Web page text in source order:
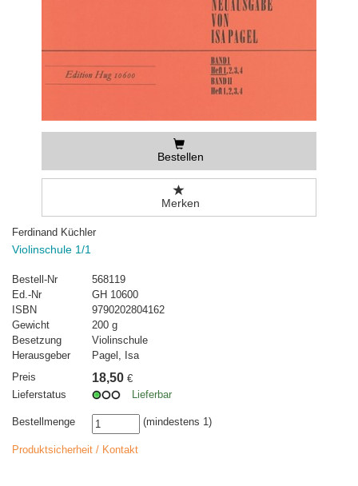
Bestellen
Merken
Ferdinand Küchler
Violinschule 1/1
Bestell-Nr
568119
Ed.-Nr
GH 10600
ISBN
9790202804162
Gewicht
200 g
Besetzung
Violinschule
Herausgeber
Pagel, Isa
Preis
18,50 €
Lieferstatus
Lieferbar
Bestellmenge (mindestens 1)
Produktsicherheit / Kontakt